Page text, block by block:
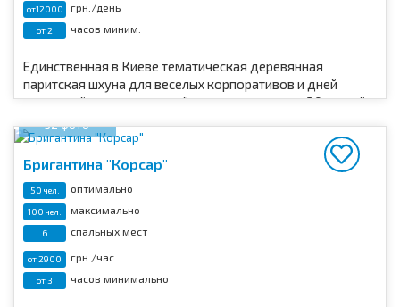
от12000 грн./день
от 2 часов миним.
Единственная в Киеве тематическая деревянная
паритская шхуна для веселых корпоративов и дней
рождений с максимальной вместимостью до 20 гостей
32 фото
Бригантина "Корсар"
50 чел. оптимально
100 чел. максимально
6 спальных мест
от 2900 грн./час
от 3 часов минимально